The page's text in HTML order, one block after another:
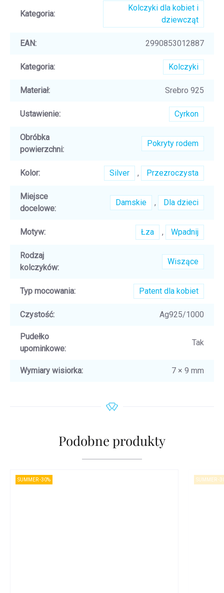
Kategoria:
Kolczyki dla kobiet i
dziewcząt
EAN: 2990853012887
Kategoria: Kolczyki
Materiał: Srebro 925
Ustawienie: Cyrkon
Obróbka
powierzchni:
Pokryty rodem
Kolor: Silver , Przezroczysta
Miejsce
docelowe:
Damskie , Dla dzieci
Motyw: Łza , Wpadnij
Rodzaj
kolczyków:
Wiszące
Typ mocowania: Patent dla kobiet
Czystość: Ag925/1000
Pudełko
upominkowe:
Tak
Wymiary wisiorka: 7 × 9 mm
Podobne produkty
SUMMER -30% SUMMER -